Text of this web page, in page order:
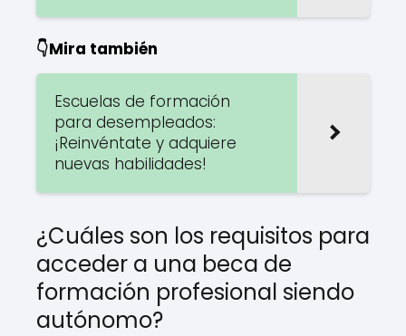
👇Mira también
Escuelas de formación
para desempleados:
¡Reinvéntate y adquiere
nuevas habilidades!
¿Cuáles son los requisitos para
acceder a una beca de
formación profesional siendo
autónomo?